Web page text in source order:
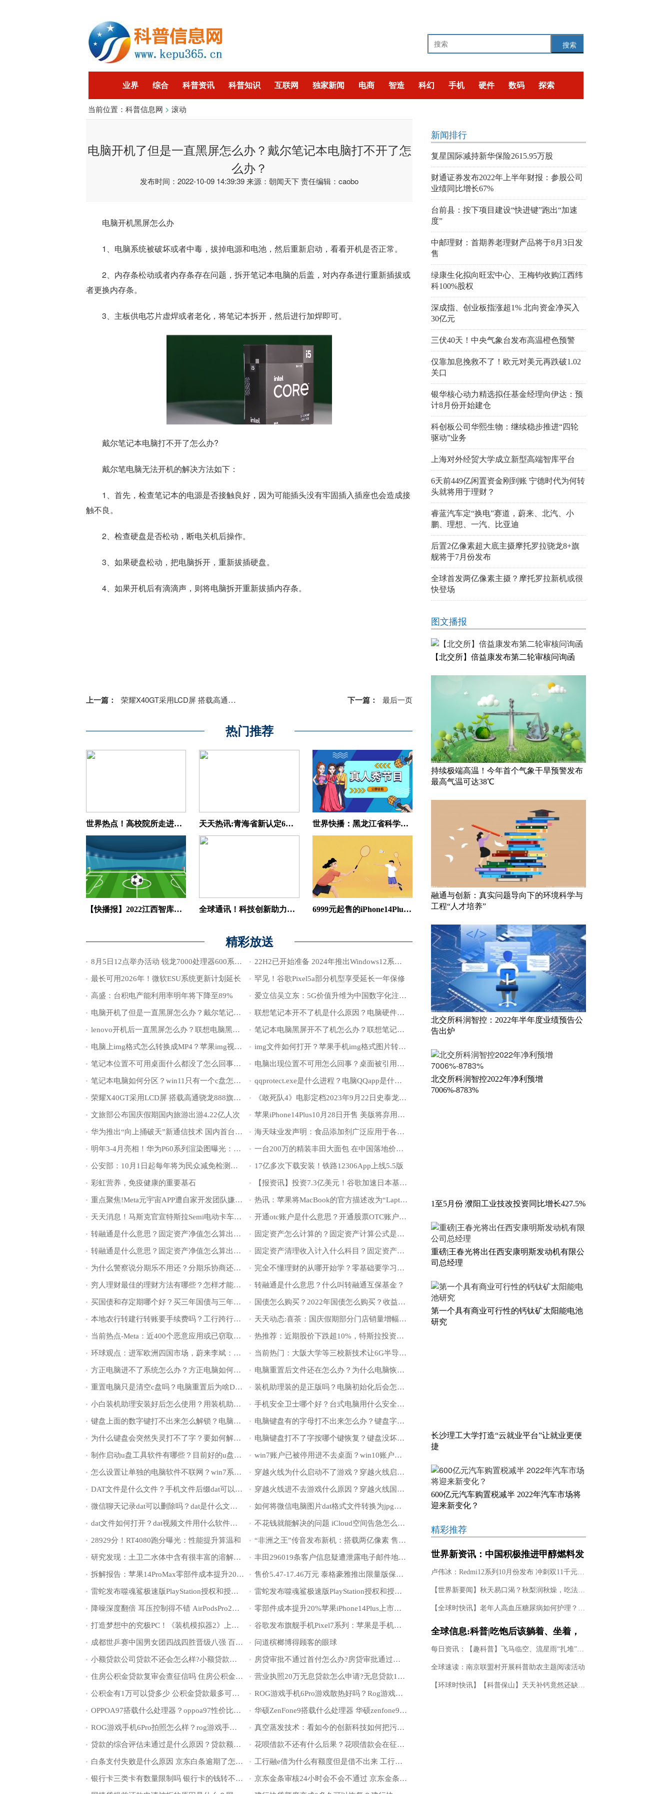
搜索
业界 综合 科普资讯 科普知识 互联网 独家新闻 电商 智造 科幻 手机 硬件 数码 探索
智能 企业 游戏
当前位置： 科普信息网 > 滚动
电脑开机了但是一直黑屏怎么办？戴尔笔记本电脑打不开了怎
么办？
发布时间：2022-10-09 14:39:39来源：朝闻天下责任编辑：caobo
电脑开机黑屏怎么办
1、电脑系统被破坏或者中毒，拔掉电源和电池，然后重新启动，看看开机是否正常。
2、内存条松动或者内存条存在问题，拆开笔记本电脑的后盖，对内存条进行重新插拔或
者更换内存条。
3、主板供电芯片虚焊或者老化，将笔记本拆开，然后进行加焊即可。
戴尔笔记本电脑打不开了怎么办?
戴尔笔电脑无法开机的解决方法如下：
1、首先，检查笔记本的电源是否接触良好，因为可能插头没有牢固插入插座也会造成接
触不良。
2、检查硬盘是否松动，断电关机后操作。
3、如果硬盘松动，把电脑拆开，重新拔插硬盘。
4、如果开机后有滴滴声，则将电脑拆开重新拔插内存条。
上一篇： 荣耀X40GT采用LCD屏 搭载高通骁龙888旗舰处理器 下一篇： 最后一页
热门推荐
世界热点！高校院所走进高新区线上活动成功举办 天天热讯:青海省新认定6家科技小巨人企业 世界快播：黑龙江省科学技术厅开展技术合同“走流程”工作
【快播报】2022江西智库峰会暨国家级大院大所产业技术及高端人才进江西活动在赣举办 全球通讯！科技创新助力呼包鄂乌一体化发展取得实效 6999元起售的iPhone14Plus：拍照不如小米旗舰
精彩放送
8月5日12点举办活动 锐龙7000处理器600系列主板亮相 22H2已开始准备 2024年推出Windows12系统？
最长可用2026年！微软ESU系统更新计划延长 罕见！谷歌Pixel5a部分机型享受延长一年保修
高盛：台积电产能利用率明年将下降至89% 爱立信吴立东：5G价值升维为中国数字化注入更多可能
电脑开机了但是一直黑屏怎么办？戴尔笔记本电脑打不开了怎么办？ 联想笔记本开不了机是什么原因？电脑硬件维护常识要点有哪些？
lenovo开机后一直黑屏怎么办？联想电脑黑屏电源键亮着怎么处理？ 笔记本电脑黑屏开不了机怎么办？联想笔记本电源键亮但黑屏进不去怎么回事？
电脑上img格式怎么转换成MP4？苹果img视频转换成mp4格式？ img文件如何打开？苹果手机img格式图片转换jpg？
笔记本位置不可用桌面什么都没了怎么回事？笔记本桌面上什么东西都没有了？ 电脑出现位置不可用怎么回事？桌面被引用到不可用的位置怎么办？
笔记本电脑如何分区？win11只有一个c盘怎么分区？ qqprotect.exe是什么进程？电脑QQapp是什么文件夹？
荣耀X40GT采用LCD屏 搭载高通骁龙888旗舰处理器 《敢死队4》电影定档2023年9月22日史泰龙施瓦辛格飙戏了
文旅部公布国庆假期国内旅游出游4.22亿人次 苹果iPhone14Plus10月28日开售 美版将弃用卡槽
华为推出“向上捅破天”新通信技术 国内首台完美支持 海天味业发声明：食品添加剂广泛应用于各国食品制
明年3-4月亮相！华为P60系列渲染图曝光：背部很熟悉 一台200万的精装丰田大面包 在中国落地价超百万
公安部：10月1日起每年将为民众减免检测费用200多亿元 17亿多次下载安装！铁路12306App上线5.5版
彩虹营养，免疫健康的重要基石 【报资讯】投资7.3亿美元！谷歌加速日本基础设施建设，首个数据中心将开放
重点聚焦!Meta元宇宙APP遭自家开发团队嫌弃：质量太差Bug太多 热讯：苹果将MacBook的官方描述改为“Laptop”
天天消息！马斯克官宣特斯拉Semi电动卡车正式投产，续航超800公里 开通otc账户是什么意思？开通股票OTC账户有什么好处？
转融通是什么意思？固定资产净值怎么算出来？固定资产净值是什么？ 固定资产怎么计算的？固定资产计算公式是什么？
转融通是什么意思？固定资产净值怎么算出来？固定资产净值是什么？ 固定资产清理收入计入什么科目？固定资产清理科目有余额怎么办？
为什么警察说分期乐不用还？分期乐协商还款不同意怎么办？ 完全不懂理财的从哪开始学？零基础要学习什么？
穷人理财最佳的理财方法有哪些？怎样才能学会正确的理财知识？ 转融通是什么意思？什么叫转融通互保基金？
买国债和存定期哪个好？买三年国债与三年定期哪个好？银行为什么不推荐买国债? 国债怎么购买？2022年国债怎么购买？收益怎么样？
本地农行转建行转账要手续费吗？工行跨行转账到人民银行多久？ 天天动态:喜茶：国庆假期部分门店销量增幅近300%
当前热点-Meta：近400个恶意应用或已窃取百万用户账户信息 热推荐：近期股价下跌超10%，特斯拉投资者担忧：马斯克又要大幅套现
环球观点：进军欧洲四国市场，蔚来李斌：不直接卖，仅租赁汽车 当前热门：大阪大学等三校新技术让6G半导体导电性增至4倍
方正电脑进不了系统怎么办？方正电脑如何进入安全模式？ 电脑重置后文件还在怎么办？为什么电脑恢复后文件还在？
重置电脑只是清空c盘吗？电脑重置后为啥D盘还有东西？ 装机助理装的是正版吗？电脑初始化后会怎么样？
小白装机助理安装好后怎么使用？用装机助理安装系统安全吗？ 手机安全卫士哪个好？台式电脑用什么安全卫士好？
键盘上面的数字键打不出来怎么解锁？电脑键盘数字键失灵怎么办？ 电脑键盘有的字母打不出来怎么办？键盘字母数字键打不出来怎么解锁？
为什么键盘会突然失灵打不了字？要如何解决？ 电脑键盘打不了字按哪个键恢复？键盘没坏又不能输入怎么回事？
制作启动u盘工具软件有哪些？目前好的u盘启动盘制作工具有哪些？ win7账户已被停用进不去桌面？win10账户被停用进不了系统咋办？
怎么设置让单独的电脑软件不联网？win7系统提示您的帐户已被停用怎么办？ 穿越火线为什么启动不了游戏？穿越火线启动失败怎么回事？
DAT文件是什么文件？手机文件后缀dat可以删除吗？ 穿越火线进不去游戏什么原因？穿越火线国际服为什么进不去？
微信聊天记录dat可以删除吗？dat是什么文件能删吗？ 如何将微信电脑图片dat格式文件转换为jpg格式？微信dat文件用什么软件打开？
dat文件如何打开？dat视频文件用什么软件在手机里能打开？ 不花钱就能解决的问题 iCloud空间告急怎么办？
28929分！RT4080跑分曝光：性能提升算温和 “非洲之王”传音发布新机：搭载两亿像素 售价3700元起
研究发现：土卫二水体中含有很丰富的溶解态磷 丰田296019条客户信息疑遭泄露电子邮件地址和客户号码
拆解报告：苹果14ProMax零部件成本提升20%达史上最高 售价5.47-17.46万元 泰格豪雅推出限量版保时捷腕表
雷蛇发布噬魂鲨极速版PlayStation授权和授权耳机 雷蛇发布噬魂鲨极速版PlayStation授权和授权耳机
降噪深度翻倍 耳压控制得不错 AirPodsPro2值不买？ 零部件成本提升20%苹果iPhone14Plus上市后就破发
打造梦想中的究极PC！《装机模拟器2》上架Epic商城 谷歌发布旗舰手机Pixel7系列：苹果是手机行业创新的追随者
成都世乒赛中国男女团四战四胜晋级八强 百岁山赛场频频同框引全民关注 问道槟榔博得顾客的眼球
小额贷款公司贷款不还会怎么样?小额贷款哪里最可靠直接到账? 房贷审批不通过首付怎么办?房贷审批通过后多久能放款?
住房公积金贷款复审会查征信吗 住房公积金贷款最多能贷多少钱 营业执照20万无息贷款怎么申请?无息贷款10万需要什么条件?
公积金有1万可以贷多少 公积金贷款最多可以贷多少 ROG游戏手机6Pro游戏散热好吗？Rog游戏手机为什么是腾讯？
OPPOA97搭载什么处理器？oppoa97性价比怎么样？ 华硕ZenFone9搭载什么处理器 华硕zenfone9国内上市吗
ROG游戏手机6Pro拍照怎么样？rog游戏手机6的充电器在哪买？ 真空蒸发技术：看如今的创新科技如何把污水废物利用
贷款的综合评估未通过是什么原因？贷款额度出来了一般能不能通过？ 花呗借款不还有什么后果？花呗借款会在征信报告上显示吗？
白条支付失败是什么原因 京东白条逾期了怎么协商延期还款 工行融e借为什么有额度但是借不出来 工行融e借有额度怎么借不出来
银行卡三类卡有数量限制吗 银行卡的钱转不出来是怎么回事 京东金条审核24小时会不会不通过 京东金条怎么协商延期还款
新闻排行
复星国际减持新华保险2615.95万股
财通证券发布2022年上半年财报：参股公司
业绩同比增长67%
台前县：按下项目建设“快进键”跑出“加速
度”
中邮理财：首期养老理财产品将于8月3日发
售
绿康生化拟向旺宏中心、王梅钧收购江西纬
科100%股权
深成指、创业板指涨超1% 北向资金净买入
30亿元
三伏40天！中央气象台发布高温橙色预警
仅靠加息挽救不了！欧元对美元再跌破1.02
关口
银华核心动力精选拟任基金经理向伊达：预
计8月份开始建仓
科创板公司华熙生物：继续稳步推进“四轮
驱动”业务
上海对外经贸大学成立新型高端智库平台
6天前449亿闲置资金刚到账 宁德时代为何转
头就将用于理财？
睿蓝汽车定“换电”赛道，蔚来、北汽、小
鹏、理想、一汽、比亚迪
后置2亿像素超大底主摄摩托罗拉骁龙8+旗
舰将于7月份发布
全球首发两亿像素主摄？摩托罗拉新机或很
快登场
图文播报
【北交所】倍益康发布第二轮审核问询函
持续极端高温！今年首个气象干旱预警发布
最高气温可达38℃
融通与创新：真实问题导向下的环境科学与
工程“人才培养”
北交所科润智控：2022年半年度业绩预告公
告出炉
北交所科润智控2022年净利预增
7006%-8783%
1至5月份 濮阳工业技改投资同比增长427.5%
重磅|王春光将出任西安康明斯发动机有限公
司总经理
第一个具有商业可行性的钙钛矿太阳能电池
研究
长沙理工大学打造“云就业平台”让就业更便
捷
600亿元汽车购置税减半 2022年汽车市场将
迎来新变化？
精彩推荐
世界新资讯：中国积极推进甲醇燃料发
展
全球信息:科普|吃饱后该躺着、坐着，
还是站着？哪些事情最好别做？医生给
出了标准答案
全球速读：南京联盟村开展科普助农主题阅读活动